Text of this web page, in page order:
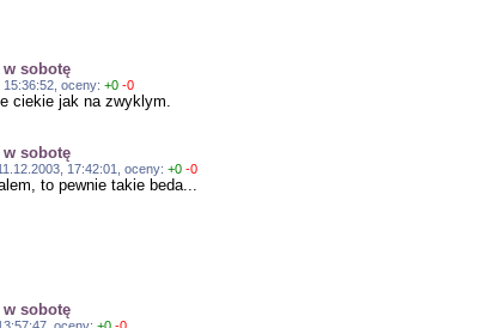
w sobotę
15:36:52, oceny:+0 -0
ciekie jak na zwyklym.
w sobotę
17:42:01, oceny:+0 -0
to pewnie takie beda...
w sobotę